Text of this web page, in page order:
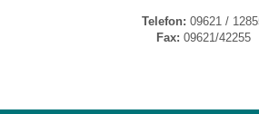
Telefon: 09621 /
Fax: 09621/42255